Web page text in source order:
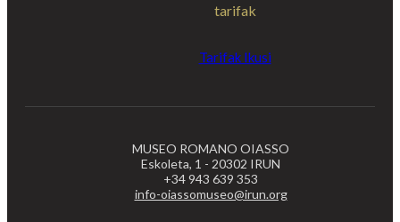
tarifak
Tarifak Ikusi
MUSEO ROMANO OIASSO
Eskoleta, 1 - 20302 IRUN
+34 943 639 353
info-oiassomuseo@irun.org